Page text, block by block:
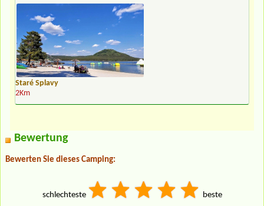
Staré Splavy
2Km
Bewertung
Bewerten Sie dieses Camping:
schlechteste beste